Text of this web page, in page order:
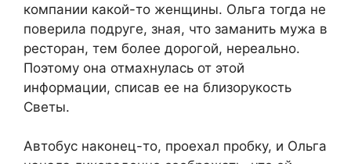
компании какой-то женщины. Ольга тогда не
поверила подруге, зная, что заманить мужа в
ресторан, тем более дорогой, нереально.
Поэтому она отмахнулась от этой
информации, списав ее на близорукость
Светы.
Автобус наконец-то, проехал пробку, и Ольга